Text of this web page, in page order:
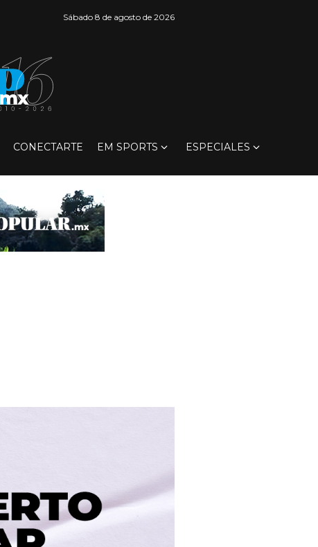
Sábado 8 de agosto de 2026
CONECTARTE EM SPORTS ESPECIALES